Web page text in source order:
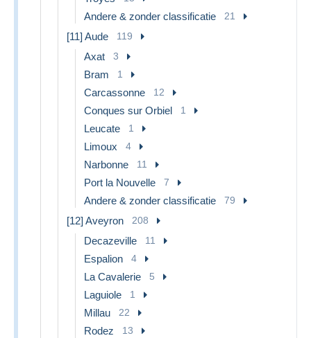
Andere & zonder classificatie 21
[11] Aude 119
Axat 3
Bram 1
Carcassonne 12
Conques sur Orbiel 1
Leucate 1
Limoux 4
Narbonne 11
Port la Nouvelle 7
Andere & zonder classificatie 79
[12] Aveyron 208
Decazeville 11
Espalion 4
La Cavalerie 5
Laguiole 1
Millau 22
Rodez 13